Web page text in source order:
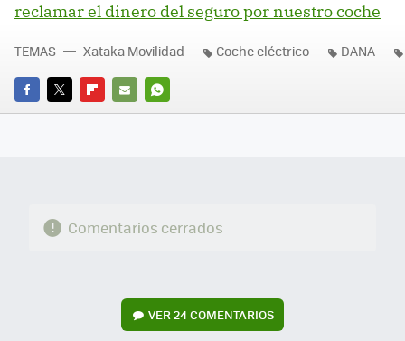
reclamar el dinero del seguro por nuestro coche
FACEBOOK
TWITTERFLIPBOARD
E-
WHATSAPP
TEMAS Xataka Movilidad Coche eléctrico DANA
Comentarios cerrados
VER24 COMENTARIOS